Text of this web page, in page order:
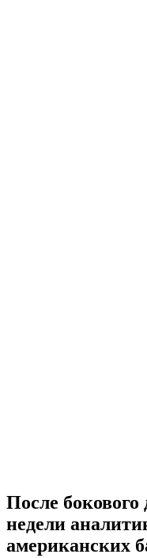
После
недели
американских